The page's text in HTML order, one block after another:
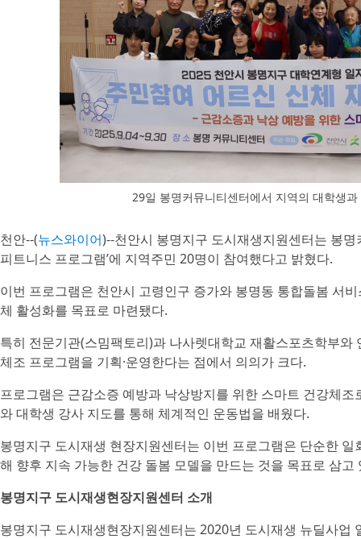
29일 봉명커뮤니티센터에서 지역의 대학생
천안--(뉴스와이어)--천안시 봉명지구 도시재생지원센터는 봉
피트니스 프로그램’에 지역주민 20명이 참여했다고 밝혔다.
이번 프로그램은 천안시 고령인구 증가와 봉명동 통합돌봄 서
체 활성화를 목표로 마련됐다.
특히 전문기관(스밈팩토리)과 나사렛대학교 재활스포츠학부
체조 프로그램을 기획·운영한다는 점에서 의의가 크다.
프로그램은 근감소증 예방과 낙상방지를 위한 스마트 건강체
와 대학생 강사 지도를 통해 체계적인 운동법을 배웠다.
봉명지구 도시재생 현장지원센터는 이번 프로그램은 단순한
해 향후 지속 가능한 건강 돌봄 모델을 만드는 것을 목표로 삼고
봉명지구 도시재생현장지원센터 소개
봉명지구 도시재생현장지원센터는 2020년 도시재생 뉴딜사업